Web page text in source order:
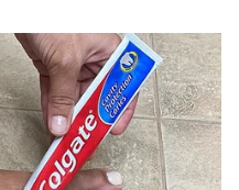
அஜித்குமார்